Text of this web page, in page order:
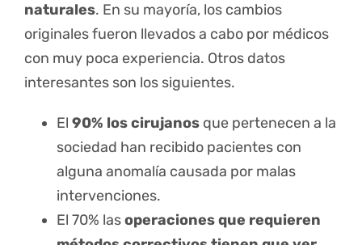
naturales. En su mayoría, los cambios
originales fueron llevados a cabo por médicos
con muy poca experiencia. Otros datos
interesantes son los siguientes.
El 90% los cirujanos que pertenecen a la
sociedad han recibido pacientes con
alguna anomalía causada por malas
intervenciones.
El 70% lasoperaciones que requieren